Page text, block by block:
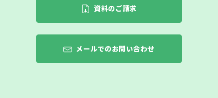
資料のご請求
メールでのお問い合わせ